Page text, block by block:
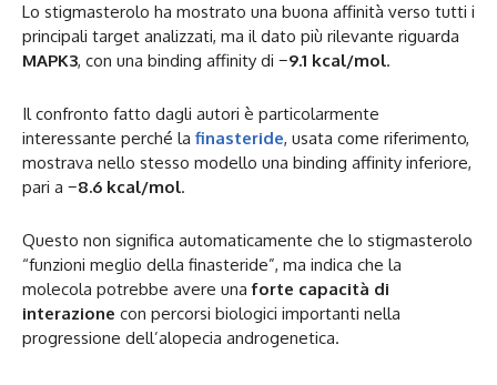
Lo stigmasterolo ha mostrato una buona affinità verso tutti i
principali target analizzati, ma il dato più rilevante riguarda
MAPK3, con una binding affinity di −9.1 kcal/mol.
Il confronto fatto dagli autori è particolarmente
interessante perché la finasteride, usata come riferimento,
mostrava nello stesso modello una binding affinity inferiore,
pari a −8.6 kcal/mol.
Questo non significa automaticamente che lo stigmasterolo
“funzioni meglio della finasteride”, ma indica che la
molecola potrebbe avere unaforte capacità di
interazione con percorsi biologici importanti nella
progressione dell’alopecia androgenetica.